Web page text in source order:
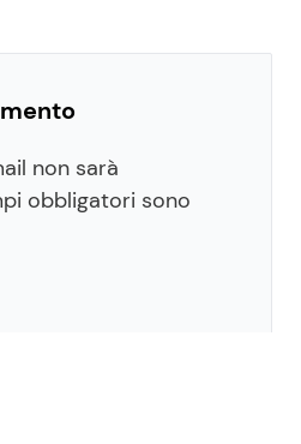
non sarà
obbligatori sono